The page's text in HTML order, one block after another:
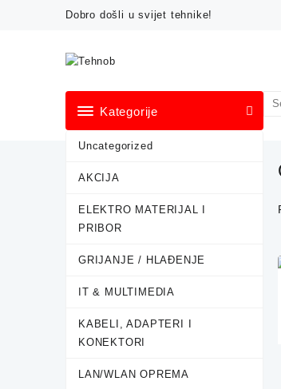
Dobro došli u svijet tehnike!
Kategorije
Uncategorized
AKCIJA
ELEKTRO MATERIJAL I
PRIBOR
GRIJANJE / HLAĐENJE
IT & MULTIMEDIA
KABELI, ADAPTERI I
KONEKTORI
LAN/WLAN OPREMA